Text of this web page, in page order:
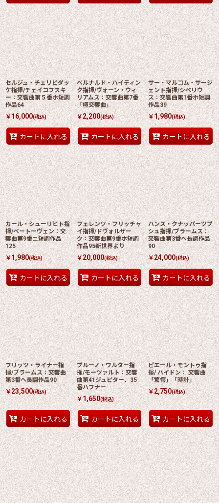
セルジュ・チェリビダッ
ケ指揮/チェイコフスキ
ー：交響曲第５番ホ短調
作品64
￥ 16,000(税込)
カートに入れる
ベルナルド・ハイティン
ク指揮/ヴォーン・ウィ
リアムス：交響曲第7番
「極交響曲」
￥2,200(税込)
カートに入れる
サー・マルコム・サージ
ェント指揮/シベリウ
ス：交響曲第1番ホ短調
作品39
￥1,980(税込)
カートに入れる
カール・シューリヒト指
揮/ベートーヴェン：交
響曲第9番ニ短調作品
125
￥1,980(税込)
カートに入れる
フェレンツ・フリッチャ
イ指揮/ドヴォルザー
ク：交響曲第9番ホ短調
作品95新世界より
￥20,000(税込)
カートに入れる
ハンス・クナッパーツブ
シュ指揮/ブラームス：
交響曲第3番ヘ長調作品
90
￥ 24,000(税込)
カートに入れる
フリッツ・ライナー指
揮/ブラームス：交響曲
第3番ヘ長調作品90
￥23,500(税込)
カートに入れる
ブルーノ・ワルター指
揮/モーツァルト：交響
曲第41ジュピター、35
番ハフナー
￥1,650(税込)
カートに入れる
ピエール・モントゥ指
揮/ ハイドン： 交響曲
「驚愕」「時計」
￥2,750(税込)
カートに入れる